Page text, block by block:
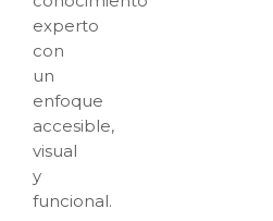
experto
con
un
enfoque
accesible,
visual
y
funcional.